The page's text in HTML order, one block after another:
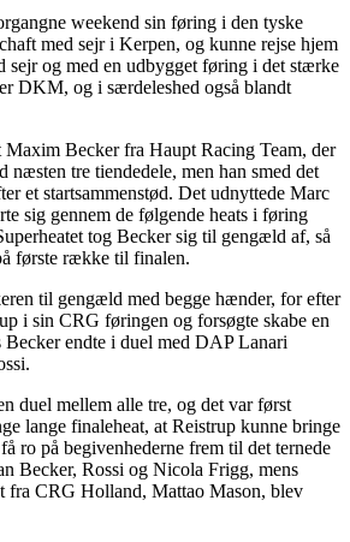
weekend sin føring i den tyske
med sejr i Kerpen, og kunne rejse hjem
sejr og med en udbygget føring i det stærke
DKM, og i særdeleshed også blandt
Becker fra Haupt Racing Team, der
næsten tre tiendedele, men han smed det
et startsammenstød. Det udnyttede Marc
sig gennem de følgende heats i føring
tog Becker sig til gengæld af, så
første række til finalen.
til gengæld med begge hænder, for efter
i sin CRG føringen og forsøgte skabe en
Becker endte i duel med DAP Lanari
duel mellem alle tre, og det var først
lange finaleheat, at Reistrup kunne bringe
ro på begivenhederne frem til det ternede
Becker, Rossi og Nicola Frigg, mens
fra CRG Holland, Mattao Mason, blev